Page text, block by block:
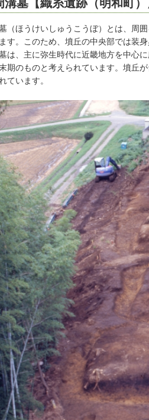
溝墓【織糸遺跡（明和町）
（ほうけいしゅうこうぼ）とは、周
す。このため、墳丘の中央部では装
は、主に弥生時代に近畿地方を中心
期のものと考えられています。墳丘
ています。